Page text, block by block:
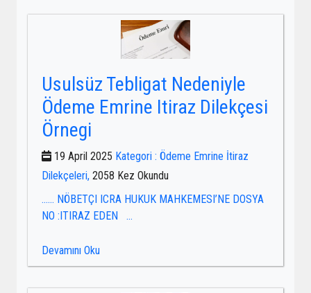
Usulsüz Tebligat Nedeniyle
Ödeme Emrine Itiraz Dilekçesi
Örnegi
19 April 2025 Kategori : Ödeme Emrine İtiraz
Dilekçeleri, 2058 Kez Okundu
…… NÖBETÇI ICRA HUKUK MAHKEMESI’NE DOSYA
NO :ITIRAZ EDEN ...
Devamını Oku